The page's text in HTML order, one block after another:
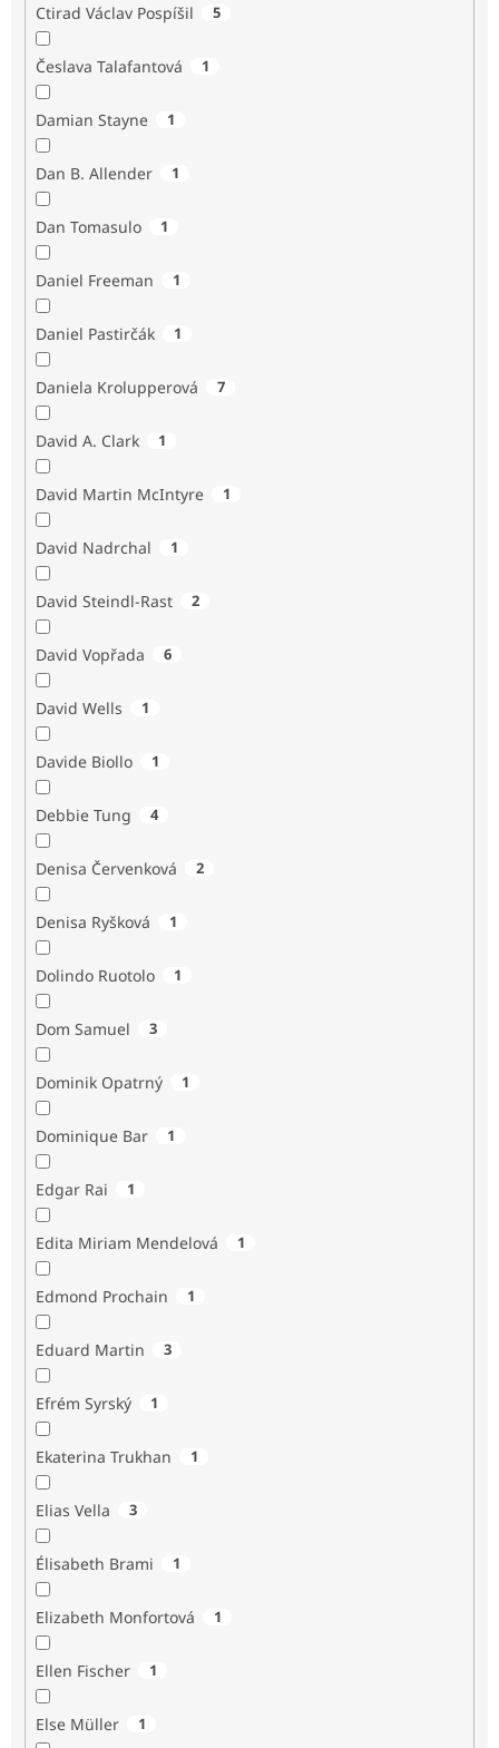
Ctirad Václav Pospíšil 5
Česlava Talafantová 1
Damian Stayne 1
Dan B. Allender 1
Dan Tomasulo 1
Daniel Freeman 1
Daniel Pastirčák 1
Daniela Krolupperová 7
David A. Clark 1
David Martin McIntyre 1
David Nadrchal 1
David Steindl-Rast 2
David Vopřada 6
David Wells 1
Davide Biollo 1
Debbie Tung 4
Denisa Červenková 2
Denisa Ryšková 1
Dolindo Ruotolo 1
Dom Samuel 3
Dominik Opatrný 1
Dominique Bar 1
Edgar Rai 1
Edita Miriam Mendelová 1
Edmond Prochain 1
Eduard Martin 3
Efrém Syrský 1
Ekaterina Trukhan 1
Elias Vella 3
Élisabeth Brami 1
Elizabeth Monfortová 1
Ellen Fischer 1
Else Müller 1